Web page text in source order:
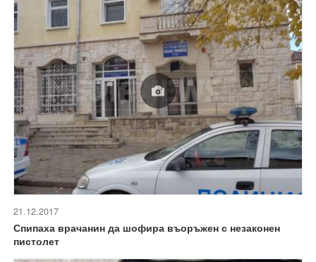
21.12.2017
Спипаха врачанин да шофира въоръжен с незаконен
пистолет